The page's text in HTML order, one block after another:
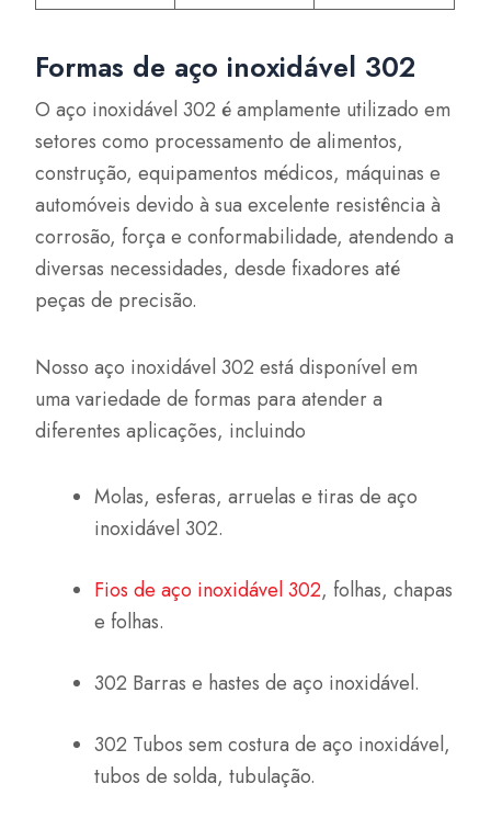
Formas de aço inoxidável 302
O aço inoxidável 302 é amplamente utilizado em
setores como processamento de alimentos,
construção, equipamentos médicos, máquinas e
automóveis devido à sua excelente resistência à
corrosão, força e conformabilidade, atendendo a
diversas necessidades, desde fixadores até
peças de precisão.
Nosso aço inoxidável 302 está disponível em
uma variedade de formas para atender a
diferentes aplicações, incluindo
Molas, esferas, arruelas e tiras de aço
inoxidável 302.
Fios de aço inoxidável 302, folhas, chapas
e folhas.
302 Barras e hastes de aço inoxidável.
302 Tubos sem costura de aço inoxidável,
tubos de solda, tubulação.